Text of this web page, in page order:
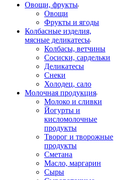
Овощи, фрукты
Овощи
Фрукты и ягоды
Колбасные изделия,
мясные деликатесы
Колбасы, ветчины
Сосиски, сардельки
Деликатесы
Снеки
Холодец, сало
Молочная продукция
Молоко и сливки
Йогурты и
кисломолочные
продукты
Творог и творожные
продукты
Сметана
Масло, маргарин
Сыры